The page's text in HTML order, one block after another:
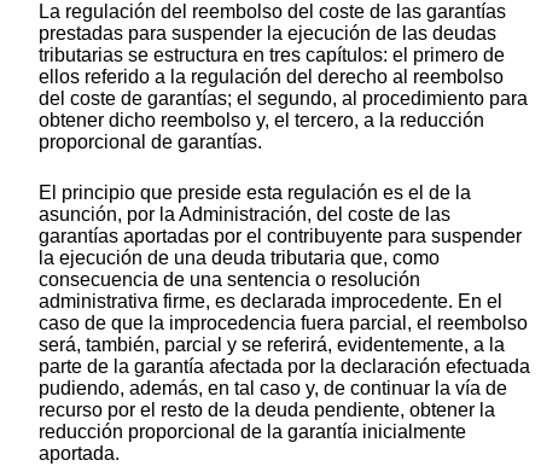
La regulación del reembolso del coste de las garantías
prestadas para suspender la ejecución de las deudas
tributarias se estructura en tres capítulos: el primero de
ellos referido a la regulación del derecho al reembolso
del coste de garantías; el segundo, al procedimiento para
obtener dicho reembolso y, el tercero, a la reducción
proporcional de garantías.
El principio que preside esta regulación es el de la
asunción, por la Administración, del coste de las
garantías aportadas por el contribuyente para suspender
la ejecución de una deuda tributaria que, como
consecuencia de una sentencia o resolución
administrativa firme, es declarada improcedente. En el
caso de que la improcedencia fuera parcial, el reembolso
será, también, parcial y se referirá, evidentemente, a la
parte de la garantía afectada por la declaración efectuada
pudiendo, además, en tal caso y, de continuar la vía de
recurso por el resto de la deuda pendiente, obtener la
reducción proporcional de la garantía inicialmente
aportada.